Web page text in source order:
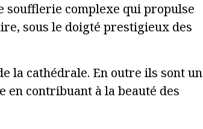
soufflerie complexe qui propulse
sous le doigté prestigieux des
la cathédrale. En outre ils sont un
contribuant à la beauté des